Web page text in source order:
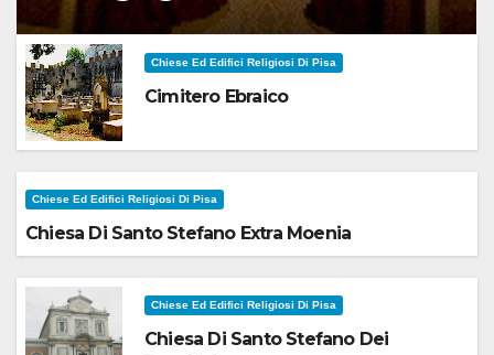
Chiese Ed Edifici Religiosi Di Pisa
Cimitero Ebraico
Chiese Ed Edifici Religiosi Di Pisa
Chiesa Di Santo Stefano Extra Moenia
Chiese Ed Edifici Religiosi Di Pisa
Chiesa Di Santo Stefano Dei